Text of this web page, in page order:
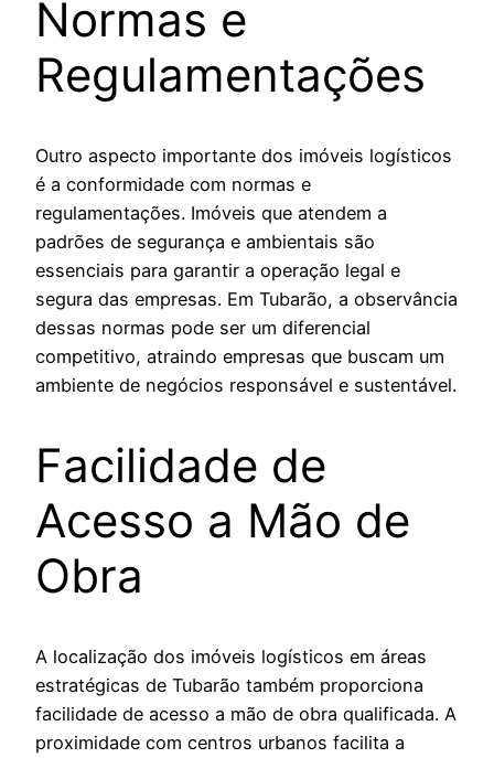
Normas e
Regulamentações
Outro aspecto importante dos imóveis logísticos
é a conformidade com normas e
regulamentações. Imóveis que atendem a
padrões de segurança e ambientais são
essenciais para garantir a operação legal e
segura das empresas. Em Tubarão, a observância
dessas normas pode ser um diferencial
competitivo, atraindo empresas que buscam um
ambiente de negócios responsável e sustentável.
Facilidade de
Acesso a Mão de
Obra
A localização dos imóveis logísticos em áreas
estratégicas de Tubarão também proporciona
facilidade de acesso a mão de obra qualificada. A
proximidade com centros urbanos facilita a